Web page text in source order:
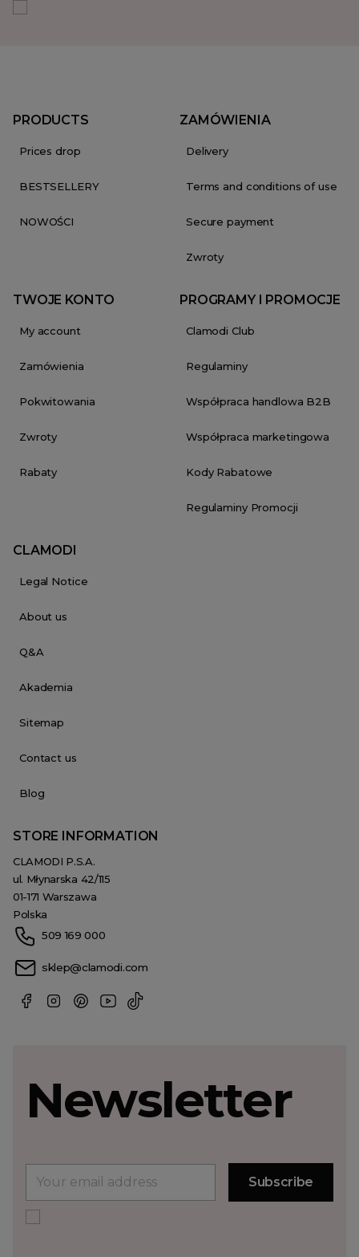
PRODUCTS
Prices drop
BESTSELLERY
NOWOŚCI
ZAMÓWIENIA
Delivery
Terms and conditions of use
Secure payment
Zwroty
TWOJE KONTO
My account
Zamówienia
Pokwitowania
Zwroty
Rabaty
PROGRAMY I PROMOCJE
Clamodi Club
Regulaminy
Współpraca handlowa B2B
Współpraca marketingowa
Kody Rabatowe
Regulaminy Promocji
CLAMODI
Legal Notice
About us
Q&A
Akademia
Sitemap
Contact us
Blog
STORE INFORMATION
CLAMODI P.S.A.
ul. Młynarska 42/115
01-171 Warszawa
Polska
509 169 000
sklep@clamodi.com
Newsletter